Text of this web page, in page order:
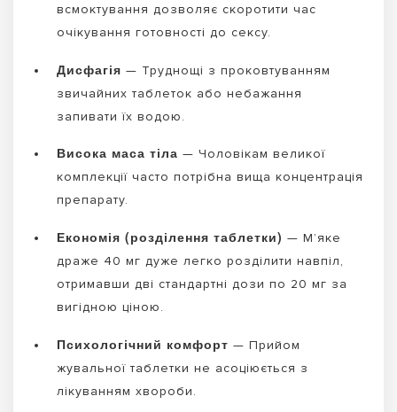
всмоктування дозволяє скоротити час
очікування готовності до сексу.
Дисфагія — Труднощі з проковтуванням
звичайних таблеток або небажання
запивати їх водою.
Висока маса тіла — Чоловікам великої
комплекції часто потрібна вища концентрація
препарату.
Економія (розділення таблетки) — М’яке
драже 40 мг дуже легко розділити навпіл,
отримавши дві стандартні дози по 20 мг за
вигідною ціною.
Психологічний комфорт — Прийом
жувальної таблетки не асоціюється з
лікуванням хвороби.